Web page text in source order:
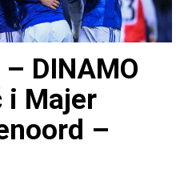
– DINAMO
i Majer
–